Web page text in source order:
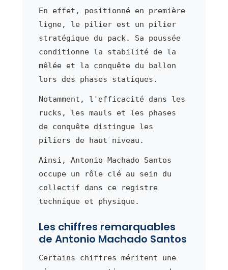
En effet, positionné en première
ligne, le pilier est un pilier
stratégique du pack. Sa poussée
conditionne la stabilité de la
mêlée et la conquête du ballon
lors des phases statiques.
Notamment, l'efficacité dans les
rucks, les mauls et les phases
de conquête distingue les
piliers de haut niveau.
Ainsi, Antonio Machado Santos
occupe un rôle clé au sein du
collectif dans ce registre
technique et physique.
Les chiffres remarquables
de Antonio Machado Santos
Certains chiffres méritent une